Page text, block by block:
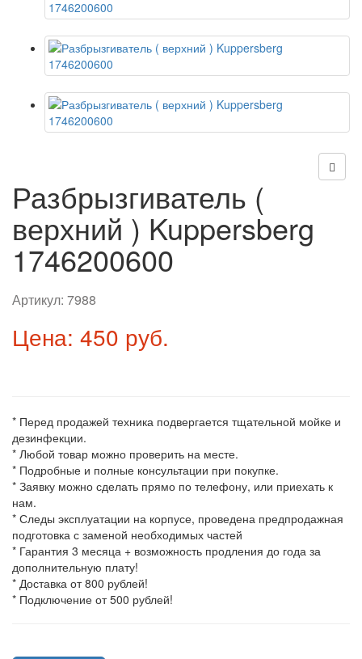
Разбрызгиватель (
верхний ) Kuppersberg
1746200600
Артикул: 7988
Цена: 450 руб.
* Перед продажей техника подвергается тщательной мойке и
дезинфекции.
* Любой товар можно проверить на месте.
* Подробные и полные консультации при покупке.
* Заявку можно сделать прямо по телефону, или приехать к
нам.
* Следы эксплуатации на корпусе, проведена предпродажная
подготовка с заменой необходимых частей
* Гарантия 3 месяца + возможность продления до года за
дополнительную плату!
* Доставка от 800 рублей!
* Подключение от 500 рублей!